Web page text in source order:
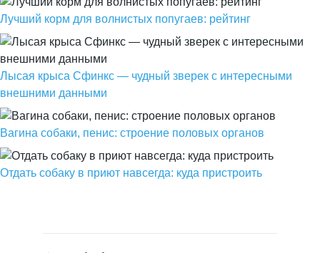
Лучший корм для волнистых попугаев: рейтинг
Лысая крыса Сфинкс — чудный зверек с интересными
внешними данными
Вагина собаки, пенис: строение половых органов
Отдать собаку в приют навсегда: куда пристроить